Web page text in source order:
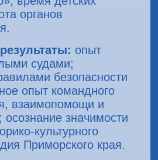
органов
опыт
судами;
безопасности
опыт командного
взаимопомощи и
осознание значимости
культурного
Приморского края.